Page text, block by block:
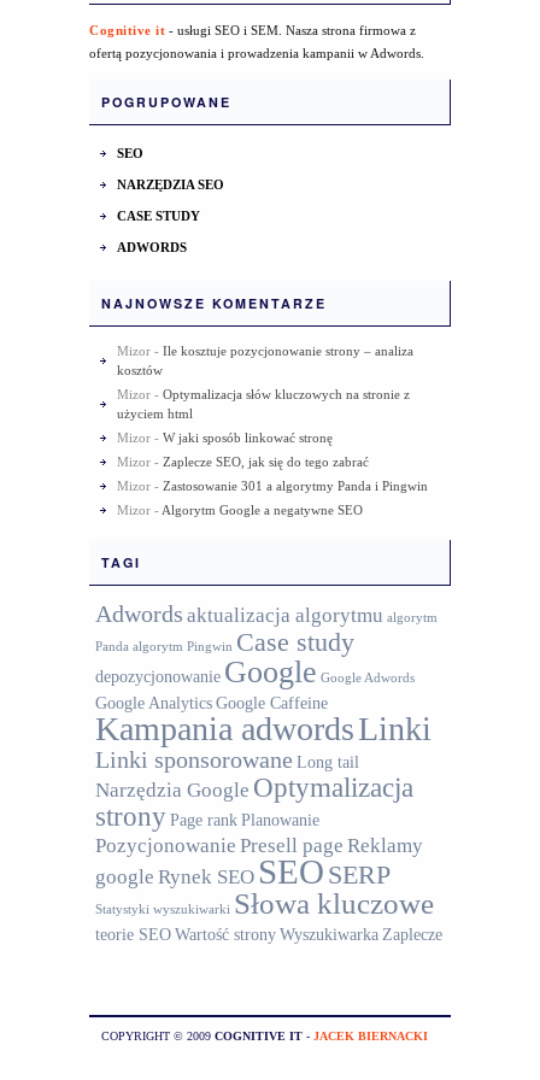
Cognitive it - usługi SEO i SEM. Nasza strona firmowa z
ofertą pozycjonowania i prowadzenia kampanii w Adwords.
POGRUPOWANE
SEO
NARZĘDZIA SEO
CASE STUDY
ADWORDS
NAJNOWSZE KOMENTARZE
Mizor - Ile kosztuje pozycjonowanie strony – analiza
kosztów
Mizor - Optymalizacja słów kluczowych na stronie z
użyciem html
Mizor - W jaki sposób linkować stronę
Mizor - Zaplecze SEO, jak się do tego zabrać
Mizor - Zastosowanie 301 a algorytmy Panda i Pingwin
Mizor - Algorytm Google a negatywne SEO
TAGI
Adwords aktualizacja algorytmu algorytm
Panda algorytm Pingwin Case study
depozycjonowanie Google Google Adwords
Google AnalyticsGoogle Caffeine
Kampania adwordsLinki
Linki sponsorowane Long tail
Narzędzia Google Optymalizacja
stronyPage rankPlanowanie
Pozycjonowanie Presell page Reklamy
google Rynek SEO SEO SERP
Statystyki wyszukiwarki Słowa kluczowe
teorie SEOWartość stronyWyszukiwarka Zaplecze
COPYRIGHT © 2009 COGNITIVE IT - JACEK BIERNACKI